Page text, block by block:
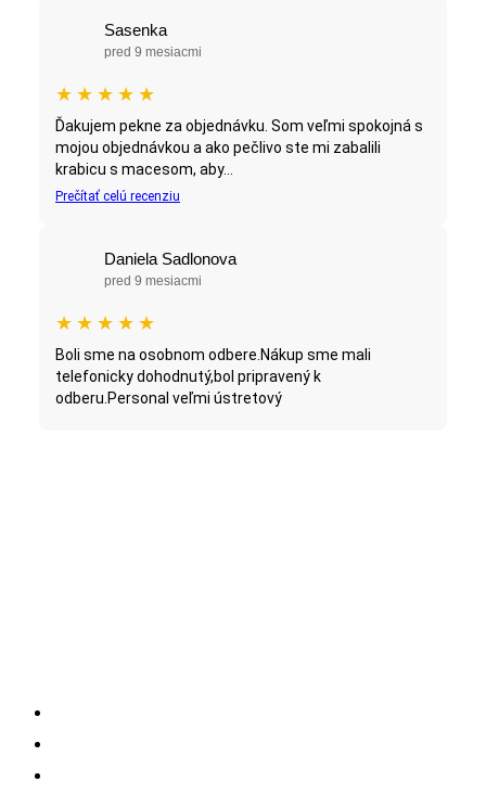
Sasenka
pred 9 mesiacmi
★ ★ ★ ★ ★
Ďakujem pekne za objednávku. Som veľmi spokojná s
mojou objednávkou a ako pečlivo ste mi zabalili
krabicu s macesom, aby...
Prečítať celú recenziu
Daniela Sadlonova
pred 9 mesiacmi
★ ★ ★ ★ ★
Boli sme na osobnom odbere.Nákup sme mali
telefonicky dohodnutý,bol pripravený k
odberu.Personal veľmi ústretový